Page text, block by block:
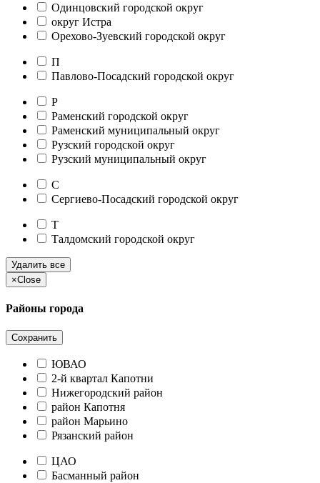
Одинцовский городской округ
округ Истра
Орехово-Зуевский городской округ
П
Павлово-Посадский городской округ
Р
Раменский городской округ
Раменский муниципальный округ
Рузский городской округ
Рузский муниципальный округ
С
Сергиево-Посадский городской округ
Т
Талдомский городской округ
Удалить все
×Close
Районы города
Сохранить
ЮВАО
2-й квартал Капотни
Нижегородский район
район Капотня
район Марьино
Рязанский район
ЦАО
Басманный район